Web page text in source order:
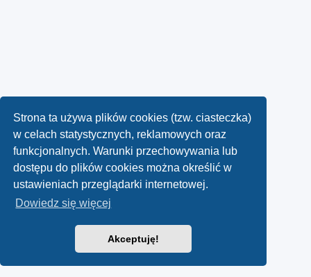
Strona ta używa plików cookies (tzw. ciasteczka)
w celach statystycznych, reklamowych oraz
funkcjonalnych. Warunki przechowywania lub
dostępu do plików cookies można określić w
ustawieniach przeglądarki internetowej.
Dowiedz się więcej
Akceptuję!